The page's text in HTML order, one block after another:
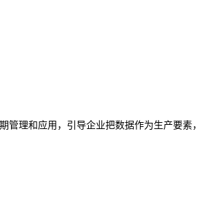
理和应用，引导企业把数据作为生产要素，